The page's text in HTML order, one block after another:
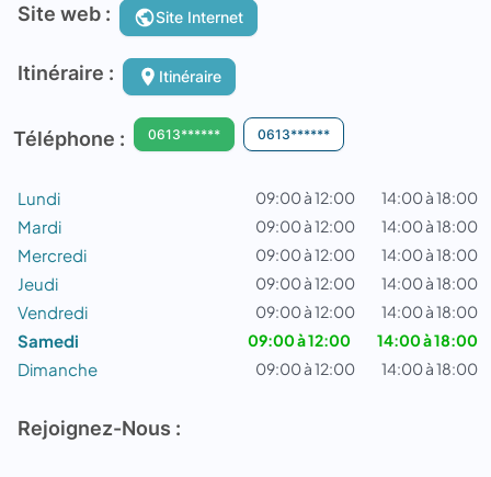
Site web :
Site Internet
Itinéraire : Itinéraire
Téléphone : 0613****** 0613******
Lundi 09:00 à 12:00 14:00 à 18:00
Mardi 09:00 à 12:00 14:00 à 18:00
Mercredi 09:00 à 12:00 14:00 à 18:00
Jeudi 09:00 à 12:00 14:00 à 18:00
Vendredi 09:00 à 12:00 14:00 à 18:00
Samedi 09:00 à 12:00 14:00 à 18:00
Dimanche 09:00 à 12:00 14:00 à 18:00
Rejoignez-Nous :